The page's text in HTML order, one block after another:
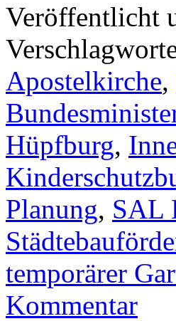
Veröffentlicht
Apostelkirche,
Hüpfburg,
Planung, SAL
temporärer
Kommentar